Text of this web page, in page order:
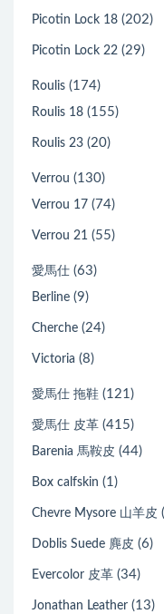
Mosaique(8)
Picotin Lock (231)
Picotin Lock 18
Picotin Lock 22(29)
Roulis (174)
Roulis 18 (155)
Roulis 23(20)
Verrou (130)
Verrou 17(74)
Verrou 21(55)
愛馬仕(63)
Berline(9)
Cherche(24)
Victoria (8)
愛馬仕 拖鞋(121)
愛馬仕 皮革 (415)
Barenia 馬鞍皮(44)
Box calfskin(1)
Chevre Mysore 山羊皮
Doblis Suede 麂皮(6)